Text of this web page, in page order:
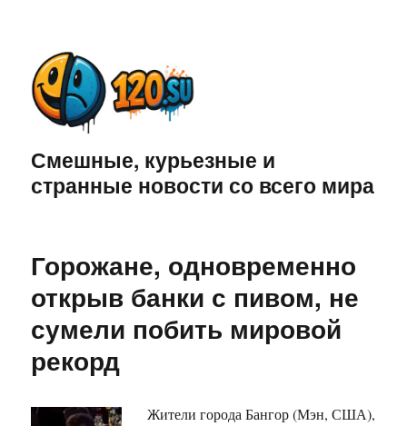
Смешные, курьезные и
странные новости со всего мира
Горожане, одновременно
открыв банки с пивом, не
сумели побить мировой
рекорд
Жители города Бангор (Мэн, США),